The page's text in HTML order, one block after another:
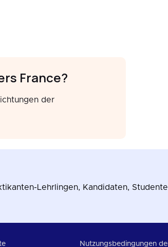
France?
der
Lehrlingen, Kandidaten,
Nutzungsbedingungen